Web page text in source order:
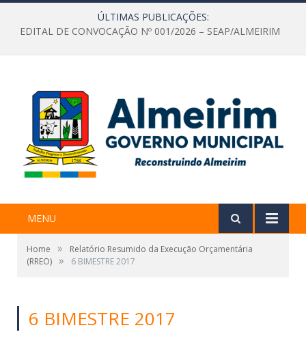
ÚLTIMAS PUBLICAÇÕES:
EDITAL DE CONVOCAÇÃO Nº 001/2026 – SEAP/ALMEIRIM
MENU
Home »
Relatório Resumido da Execução Orçamentária
(RREO) » 6 BIMESTRE 2017
6 BIMESTRE 2017